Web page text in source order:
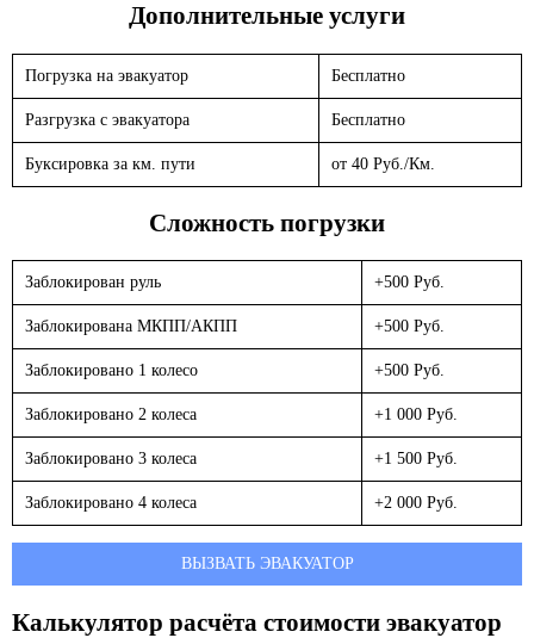
Дополнительные услуги
Погрузка на эвакуатор Бесплатно
Разгрузка с эвакуатора Бесплатно
Буксировка за км. пути от 40 Руб./Км.
Сложность погрузки
Заблокирован руль +500 Руб.
Заблокирована МКПП/АКПП +500 Руб.
Заблокировано 1 колесо +500 Руб.
Заблокировано 2 колеса +1 000 Руб.
Заблокировано 3 колеса +1 500 Руб.
Заблокировано 4 колеса +2 000 Руб.
ВЫЗВАТЬ ЭВАКУАТОР
Калькулятор расчёта стоимости эвакуатор